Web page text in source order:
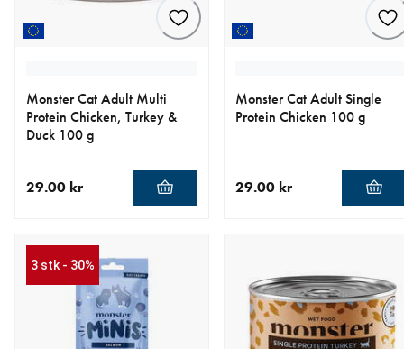
Monster Cat Adult Multi
Protein Chicken, Turkey &
Duck 100 g
29.00 kr
Monster Cat Adult Single
Protein Chicken 100 g
29.00 kr
3 stk - 30%